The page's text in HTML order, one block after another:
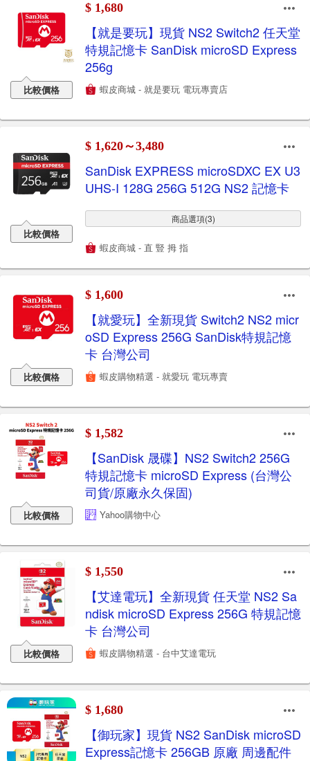
比較價格
$ 1,680
【就是要玩】現貨 NS2 Switch2 任天堂
特規記憶卡 SanDisk microSD Express
256g
蝦皮商城 - 就是要玩 電玩專賣店
比較價格
$ 1,620～3,480
SanDisk EXPRESS microSDXC EX U3
UHS-I 128G 256G 512G NS2 記憶卡
商品選項(3)
蝦皮商城 - 直 豎 拇 指
比較價格
$ 1,600
【就愛玩】全新現貨 Switch2 NS2 micr
oSD Express 256G SanDisk特規記憶
卡 台灣公司
蝦皮購物精選 - 就愛玩 電玩專賣
比較價格
$ 1,582
【SanDisk 晟碟】NS2 Switch2 256G
特規記憶卡 microSD Express (台灣公
司貨/原廠永久保固)
Yahoo購物中心
比較價格
$ 1,550
【艾達電玩】全新現貨 任天堂 NS2 Sa
ndisk microSD Express 256G 特規記憶
卡 台灣公司
蝦皮購物精選 - 台中艾達電玩
$ 1,680
【御玩家】現貨 NS2 SanDisk microSD
Express記憶卡 256GB 原廠 周邊配件